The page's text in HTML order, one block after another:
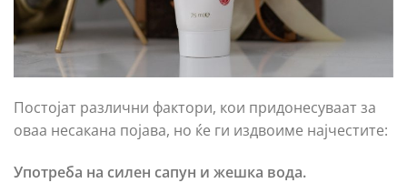
Постојат различни фактори, кои придонесуваат за
оваа несакана појава, но ќе ги издвоиме најчестите:
Употреба на силен сапун и жешка вода.